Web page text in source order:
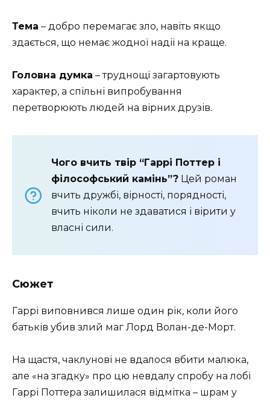
Тема – добро перемагає зло, навіть якщо
здається, що немає жодної надії на краще.
Головна думка – труднощі загартовують
характер, а спільні випробування
перетворюють людей на вірних друзів.
Чого вчить твір “Гаррі Поттер і
філософський камінь”? Цей роман
вчить дружбі, вірності, порядності,
вчить ніколи не здаватися і вірити у
власні сили.
Сюжет
Гаррі виповнився лише один рік, коли його
батьків убив злий маг Лорд Волан-де-Морт.
На щастя, чаклунові не вдалося вбити малюка,
але «на згадку» про цю невдалу спробу на лобі
Гаррі Поттера залишилася відмітка – шрам у